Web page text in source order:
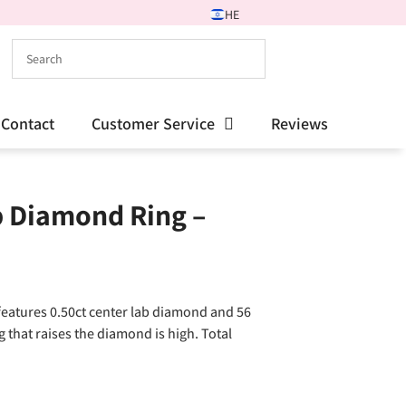
HE
Contact Customer Service Reviews
Ring –
0.50ct center lab diamond and 56
raises the diamond is high. Total